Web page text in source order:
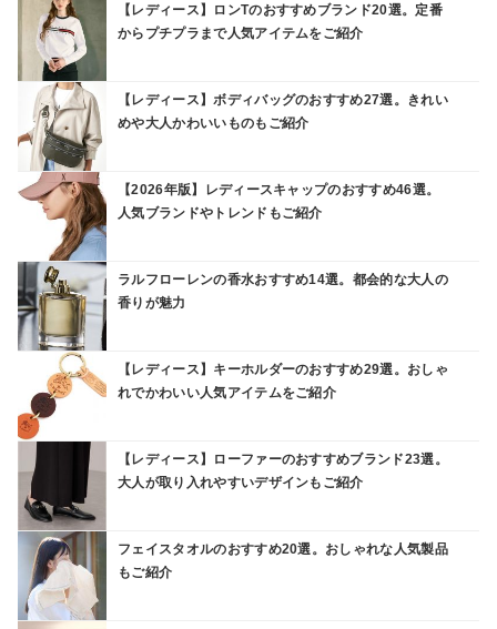
【レディース】ロンTのおすすめブランド20選。定番
からプチプラまで人気アイテムをご紹介
【レディース】ボディバッグのおすすめ27選。きれい
めや大人かわいいものもご紹介
【2026年版】レディースキャップのおすすめ46選。
人気ブランドやトレンドもご紹介
ラルフローレンの香水おすすめ14選。都会的な大人の
香りが魅力
【レディース】キーホルダーのおすすめ29選。おしゃ
れでかわいい人気アイテムをご紹介
【レディース】ローファーのおすすめブランド23選。
大人が取り入れやすいデザインもご紹介
フェイスタオルのおすすめ20選。おしゃれな人気製品
もご紹介